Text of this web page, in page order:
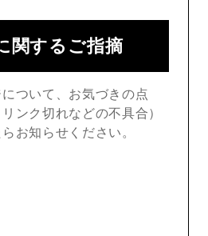
関するご指摘
ついて、お気づきの点
リンク切れなどの不具合）
お知らせください。